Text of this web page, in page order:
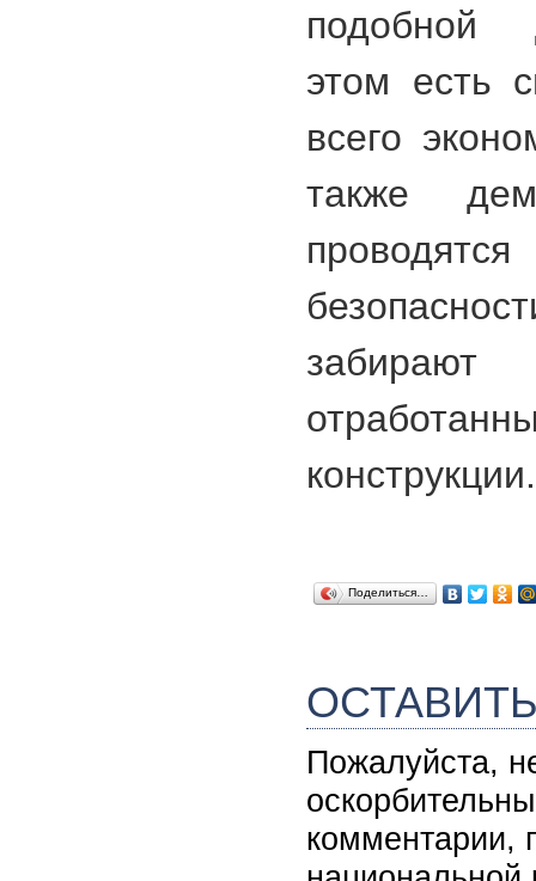
подобной
этом есть
всего
также
конструкции.
Поделиться…
Пожалуйста,
комментарии,